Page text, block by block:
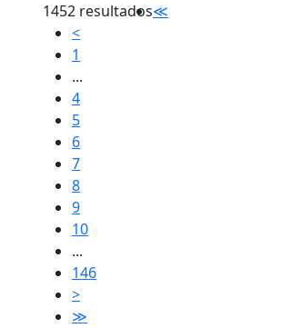
1452 resultados≪
<
1
...
4
5
6
7
8
9
10
...
146
>
≫